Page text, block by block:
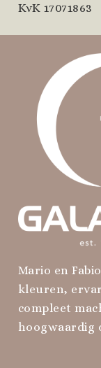
KvK 17071863
Mario en
kleuren,
compleet
hoogwaardig